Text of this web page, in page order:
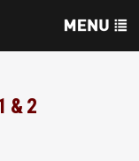
& 2